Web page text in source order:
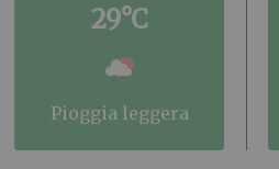
29°C
pioggia leggera